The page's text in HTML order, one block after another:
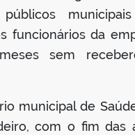
funcionários da
sem
municipal de
com o fim das